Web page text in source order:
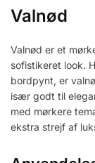
Valnød
Valnød er et
sofistikeret look.
bordpynt, er
især godt til
med mørkere
ekstra strejf af